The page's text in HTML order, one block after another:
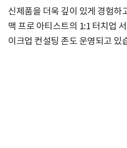
신제품을 더욱 깊이 있게 경험하
맥 프로 아티스트의 1:1 터치업
이크업 컨설팅 존도 운영되고 있